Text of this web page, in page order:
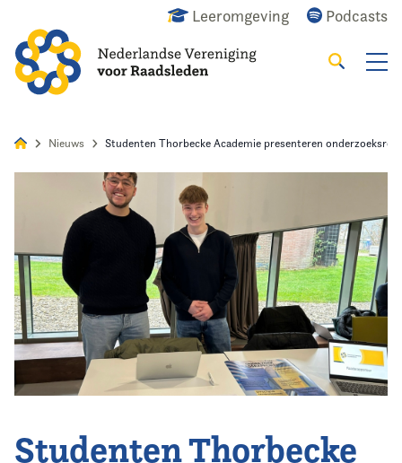
Leeromgeving Podcasts
Zoeken
Agenda
Nieuws
Opleiding
Kennis & Informatie
Vereniging
Nieuws Studenten Thorbecke Academie presenteren
Studenten Thorbecke